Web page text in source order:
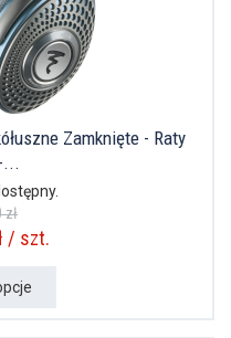
Zamknięte - Raty
...
zł
/ szt.